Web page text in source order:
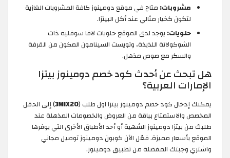
مشروبات: متاح في موقع دومينوز كافة المشروبات الغازية
لتكون كخيار مثالي عند أكل البيتزا.
حلويات: يوجد لدى الموقع حلويات لافا سوفليه ذات
الشوكولاتة اللذيذة، وتويست السينامون المكون من القرفة
والسكر مع صوص مذهل.
هل تبحث عن أحدث كود خصم دومينوز بيتزا
الإمارات العربية؟
يمكنك إدخال كود خصم دومينوز بيتزا اول طلب (3MIX20) إلى الحقل
المخصص والاستمتاع بباقة من العروض والخصومات المذهلة عند
طلبك من بيتزا دومينوز الشهية أو أحد الأطباق الأخرى التي يوفرها
الموقع بأسعار مميزة. فعّل الآن كوبون دومينوز توصيل مجاني
واشتري وجبتك المفضلة من تطبيق دومينوز.